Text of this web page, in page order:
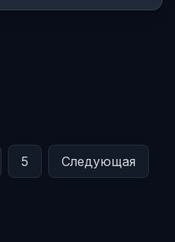
5 Следующая